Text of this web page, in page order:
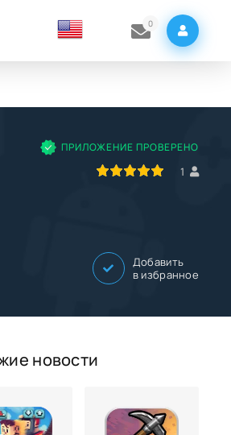
0
ПРИЛОЖЕНИЕ ПРОВЕРЕНО
1
Добавить
в избранное
новости